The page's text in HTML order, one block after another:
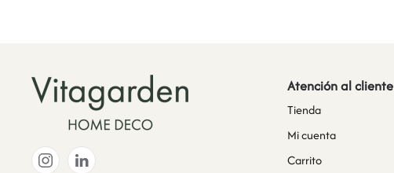
Atención al cliente
Tienda
Mi cuenta
Carrito